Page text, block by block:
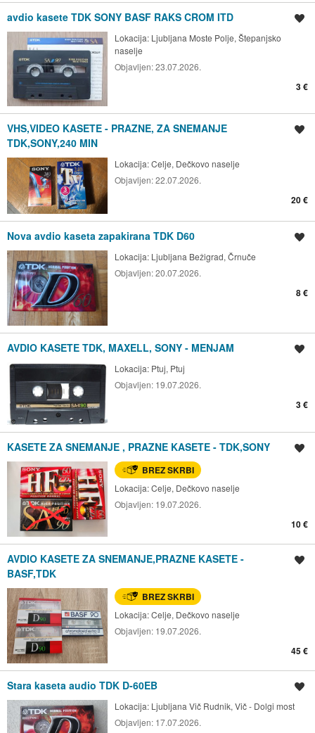
avdio kasete TDK SONY BASF RAKS CROM ITD
Lokacija: Ljubljana Moste Polje, Štepanjsko
naselje
Objavljen:23.07.2026.
3 €
VHS,VIDEO KASETE - PRAZNE, ZA SNEMANJE
TDK,SONY,240 MIN
Lokacija:Celje, Dečkovo naselje
Objavljen:22.07.2026.
20 €
Nova avdio kaseta zapakirana TDK D60
Lokacija: Ljubljana Bežigrad, Črnuče
Objavljen:20.07.2026.
8 €
AVDIO KASETE TDK, MAXELL, SONY - MENJAM
Lokacija: Ptuj, Ptuj
Objavljen: 19.07.2026.
3 €
KASETE ZA SNEMANJE , PRAZNE KASETE - TDK,SONY
BREZ SKRBI
Lokacija:Celje, Dečkovo naselje
Objavljen: 19.07.2026.
10 €
AVDIO KASETE ZA SNEMANJE,PRAZNE KASETE -
BASF,TDK
BREZ SKRBI
Lokacija:Celje, Dečkovo naselje
Objavljen: 19.07.2026.
45 €
Stara kaseta audio TDK D-60EB
Lokacija: Ljubljana Vič Rudnik, Vič - Dolgi most
Objavljen: 17.07.2026.